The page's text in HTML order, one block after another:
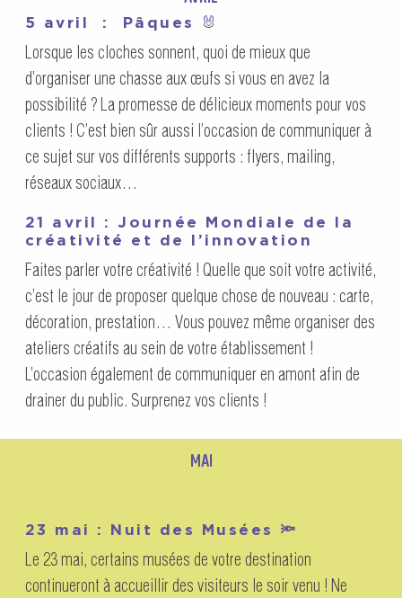
5 avril : Pâques 🐰
Lorsque les cloches sonnent, quoi de mieux que
d’organiser une chasse aux œufs si vous en avez la
possibilité ? La promesse de délicieux moments pour vos
clients ! C’est bien sûr aussi l’occasion de communiquer à
ce sujet sur vos différents supports : flyers, mailing,
réseaux sociaux…
21 avril : Journée Mondiale de la
créativité et de l’innovation
Faites parler votre créativité ! Quelle que soit votre activité,
c’est le jour de proposer quelque chose de nouveau : carte,
décoration, prestation… Vous pouvez même organiser des
ateliers créatifs au sein de votre établissement !
L’occasion également de communiquer en amont afin de
drainer du public. Surprenez vos clients !
MAI
23 mai : Nuit des Musées 🔦
Le 23 mai, certains musées de votre destination
continueront à accueillir des visiteurs le soir venu ! Ne